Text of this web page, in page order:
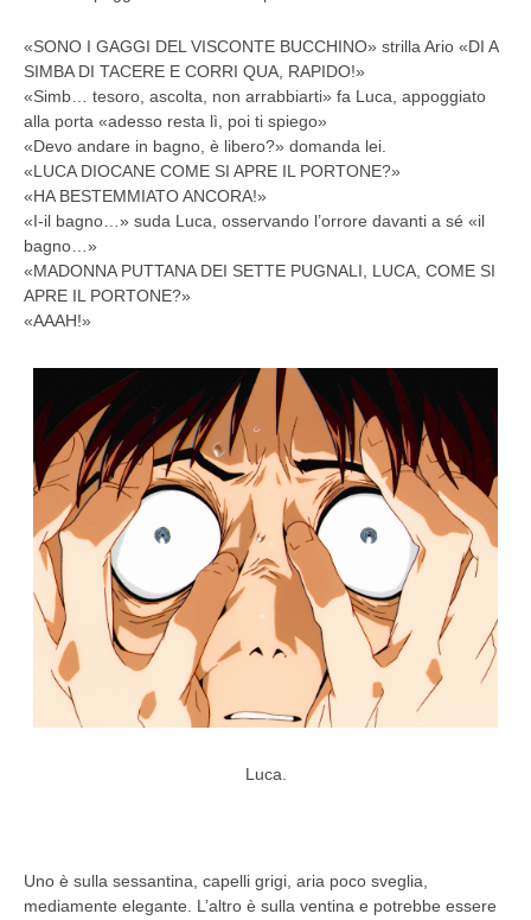
«SONO I GAGGI DEL VISCONTE BUCCHINO» strilla Ario «DI A
SIMBA DI TACERE E CORRI QUA, RAPIDO!»
«Simb… tesoro, ascolta, non arrabbiarti» fa Luca, appoggiato
alla porta «adesso resta lì, poi ti spiego»
«Devo andare in bagno, è libero?» domanda lei.
«LUCA DIOCANE COME SI APRE IL PORTONE?»
«HA BESTEMMIATO ANCORA!»
«I-il bagno…» suda Luca, osservando l’orrore davanti a sé «il
bagno…»
«MADONNA PUTTANA DEI SETTE PUGNALI, LUCA, COME SI
APRE IL PORTONE?»
«AAAH!»
Luca.
Uno è sulla sessantina, capelli grigi, aria poco sveglia,
mediamente elegante. L’altro è sulla ventina e potrebbe essere